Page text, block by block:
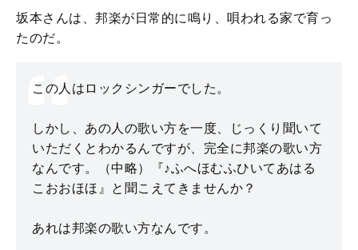
坂本さんは、邦楽が日常的に鳴り、唄われる家で育っ
たのだ。
この人はロックシンガーでした。
しかし、あの人の歌い方を一度、じっくり聞いて
いただくとわかるんですが、完全に邦楽の歌い方
なんです。（中略）『♪ふへほむふひいてあはる
こおおほほ』と聞こえてきませんか？
あれは邦楽の歌い方なんです。